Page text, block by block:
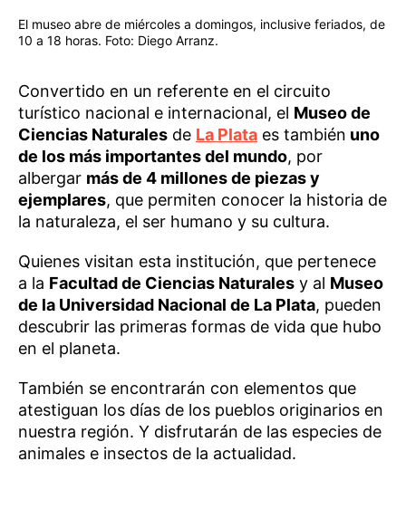
El museo abre de miércoles a domingos, inclusive feriados, de
10 a 18 horas. Foto: Diego Arranz.
Convertido en un referente en el circuito
turístico nacional e internacional, el Museo de
Ciencias Naturales de La Plata es también uno
de los más importantes del mundo, por
albergar más de 4 millones de piezas y
ejemplares, que permiten conocer la historia de
la naturaleza, el ser humano y su cultura.
Quienes visitan esta institución, que pertenece
a la Facultad de Ciencias Naturales y al Museo
de la Universidad Nacional de La Plata, pueden
descubrir las primeras formas de vida que hubo
en el planeta.
También se encontrarán con elementos que
atestiguan los días de los pueblos originarios en
nuestra región. Y disfrutarán de las especies de
animales e insectos de la actualidad.